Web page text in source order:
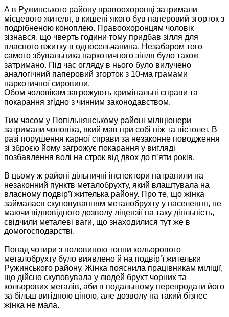
А в Ружинського району правоохоронці затримали
місцевого жителя, в кишені якого був паперовий згорток з
подрібненою коноплею. Правоохоронцям чоловік
зізнався, що чверть години тому придбав зілля для
власного вжитку в односельчанина. Незабаром того
самого збувальника наркотичного зілля було також
затримано. Під час огляду в нього було вилучено
аналогічний паперовий згорток з 10-ма грамами
наркотичної сировини.
Обом чоловікам загрожують кримінальні справи та
покарання згідно з чинним законодавством.
Тим часом у Попільнянському районі міліціонери
затримали чоловіка, який мав при собі ніж та пістолет. В
разі порушення карної справи за незаконне поводження
зі зброєю йому загрожує покарання у вигляді
позбавлення волі на строк від двох до п’яти років.
В цьому ж районі дільничні інспектори натрапили на
незаконний пунктв металобрухту, який влаштувала на
власному подвір’ї жителька району. Про те, що жінка
займалася скуповуванням металобрухту у населення, не
маючи відповідного дозволу ліцензії на таку діяльність,
свідчили металеві ваги, що знаходилися тут же в
домогосподарстві.
Понад чотири з половиною тонни кольорового
металобрухту було виявлено й на подвір’ї жительки
Ружинського району. Жінка пояснила працівникам міліції,
що дійсно скуповувала у людей брухт чорних та
кольорових металів, аби в подальшому перепродати його
за більш вигідною ціною, але дозволу на такий бізнес
жінка не мала.